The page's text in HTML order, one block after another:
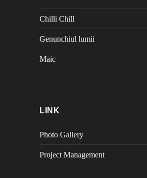
Chilli Chill
Genunchiul lumii
Maic
LINK
Photo Gallery
Project Management